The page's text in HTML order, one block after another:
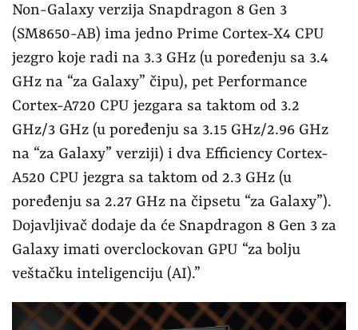
Non-Galaxy verzija Snapdragon 8 Gen 3
(SM8650-AB) ima jedno Prime Cortex-X4 CPU
jezgro koje radi na 3.3 GHz (u poređenju sa 3.4
GHz na “za Galaxy” čipu), pet Performance
Cortex-A720 CPU jezgara sa taktom od 3.2
GHz/3 GHz (u poređenju sa 3.15 GHz/2.96 GHz
na “za Galaxy” verziji) i dva Efficiency Cortex-
A520 CPU jezgra sa taktom od 2.3 GHz (u
poređenju sa 2.27 GHz na čipsetu “za Galaxy”).
Dojavljivač dodaje da će Snapdragon 8 Gen 3 za
Galaxy imati overclockovan GPU “za bolju
veštačku inteligenciju (AI).”